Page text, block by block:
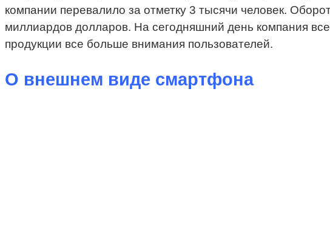
компании перевалило за отметку 3 тысячи человек.
миллиардов долларов. На сегодняшний день компания
продукции все больше внимания пользователей.
О внешнем виде смартфона